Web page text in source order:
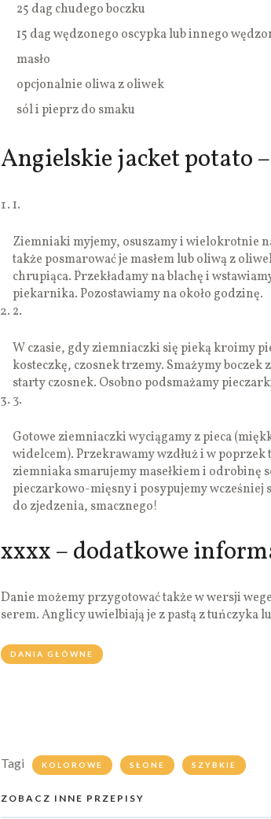
25 dag chudego boczku
15 dag wędzonego oscypka lub innego
masło
opcjonalnie oliwa z oliwek
sól i pieprz do smaku
Angielskie jacket potato
1.
Ziemniaki myjemy, osuszamy i wielokrotnie
także posmarować je masłem lub oliwą z
chrupiąca. Przekładamy na blachę i
piekarnika. Pozostawiamy na około godzinę.
2.
W czasie, gdy ziemniaczki się pieką kroimy
kosteczkę, czosnek trzemy. Smażymy boczek
starty czosnek. Osobno podsmażamy
3.
Gotowe ziemniaczki wyciągamy z pieca
widelcem). Przekrawamy wzdłuż i w poprzek
ziemniaka smarujemy masełkiem i odrobinę
pieczarkowo-mięsny i posypujemy wcześniej
do zjedzenia, smacznego!
xxxx – dodatkowe
Danie możemy przygotować także w wersji
serem. Anglicy uwielbiają je z pastą z tuńczyka
DANIA GŁÓWNE
Tagi KOLOROWE SŁONE SZYBKIE
ZOBACZ INNE PRZEPISY